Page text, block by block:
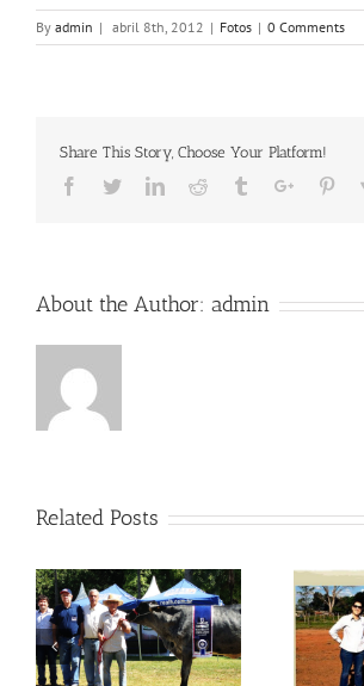
By admin | abril 8th, 2012 | Fotos | 0 Comments
Share This Story, Choose Your Platform!
Facebook
TwitterLinkedinReddit TumblrGoogle+
About the Author: admin
Related Posts
Visitas no Fazendão